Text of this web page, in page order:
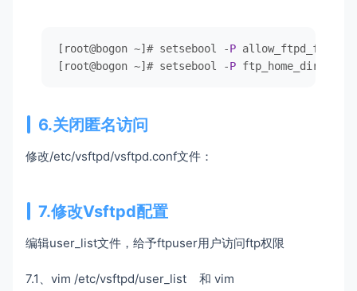
[root@bogon ~] # setsebool -P
[root@bogon ~] # setsebool -P
6.关闭匿名访问
修改/etc/vsftpd/vsftpd.conf文件：
7.修改Vsftpd配置
编辑user_list文件，给予ftpuser用户访问ftp权限
7.1、vim /etc/vsftpd/user_list 和 vim